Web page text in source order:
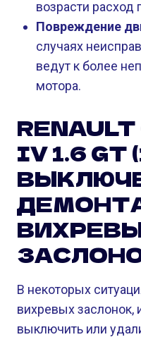
возрасти расход
Повреждение
случаях
ведут к более
мотора.
IV 1.6 GT
В некоторых
вихревых заслонок,
выключить или